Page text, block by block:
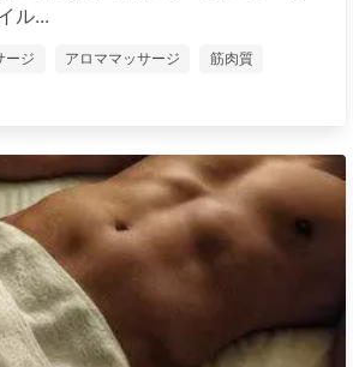
ル...
ージ アロママッサージ 筋肉質